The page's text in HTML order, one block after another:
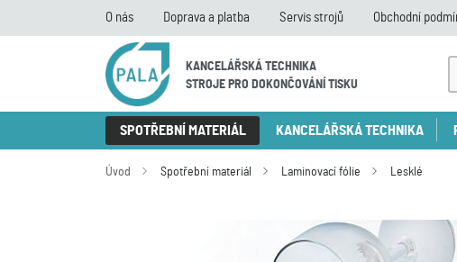
O nás Doprava a platba Servis strojů Obchodní
KANCELÁŘSKÁ TECHNIKA
STROJE PRO DOKONČOVÁNÍ TISKU
SPOTŘEBNÍ MATERIÁL KANCELÁŘSKÁ TECHNIKA
Úvod Spotřební materiál Laminovací fólie Lesklé